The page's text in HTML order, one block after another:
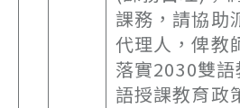
課務，請協助
代理人，俾教
落實2030雙
語授課教育政